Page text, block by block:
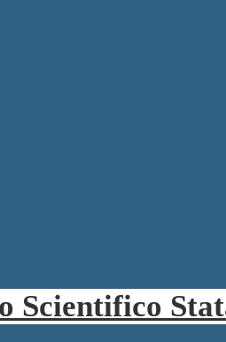
Scientifico